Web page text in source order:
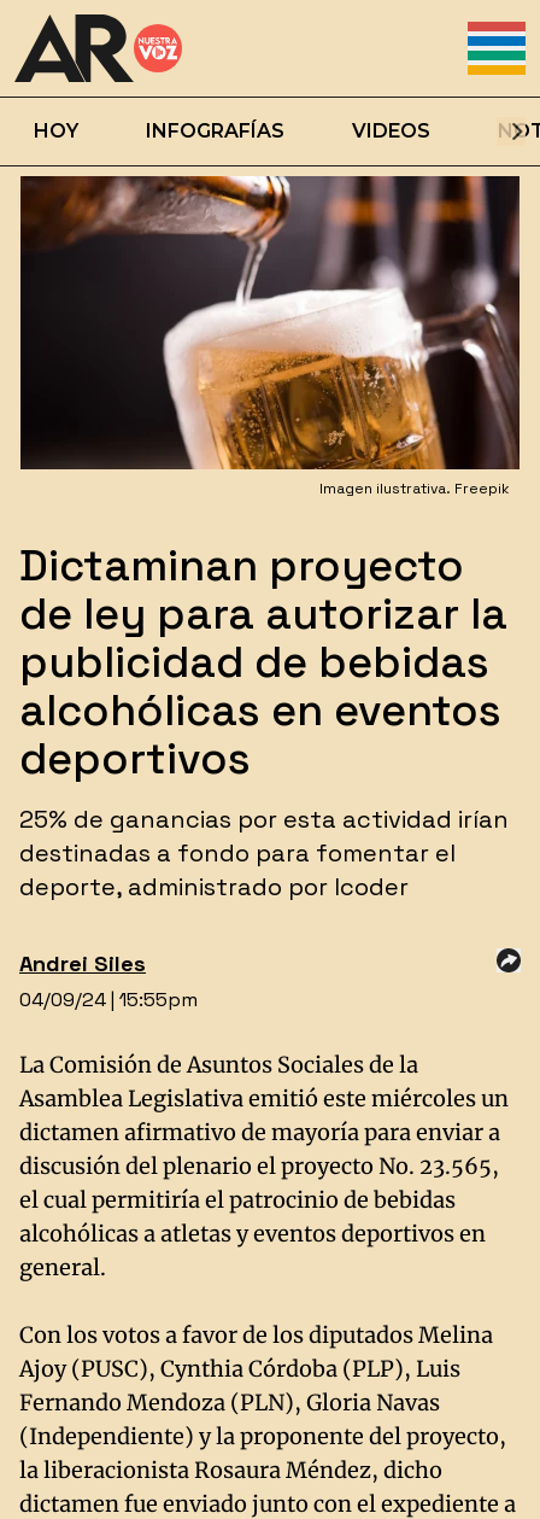
HOY INFOGRAFÍAS VIDEOS
Imagen ilustrativa. Freepik
Dictaminan proyecto
de ley para autorizar la
publicidad de bebidas
alcohólicas en eventos
deportivos
25% de ganancias por esta actividad irían
destinadas a fondo para fomentar el
deporte, administrado por Icoder
Andrei Siles
04/09/24 | 15:55pm
La Comisión de Asuntos Sociales de la
Asamblea Legislativa emitió este miércoles un
dictamen afirmativo de mayoría para enviar a
discusión del plenario el proyecto No. 23.565,
el cual permitiría el patrocinio de bebidas
alcohólicas a atletas y eventos deportivos en
general.
Con los votos a favor de los diputados Melina
Ajoy (PUSC), Cynthia Córdoba (PLP), Luis
Fernando Mendoza (PLN), Gloria Navas
(Independiente) y la proponente del proyecto,
la liberacionista Rosaura Méndez, dicho
dictamen fue enviado junto con el expediente a